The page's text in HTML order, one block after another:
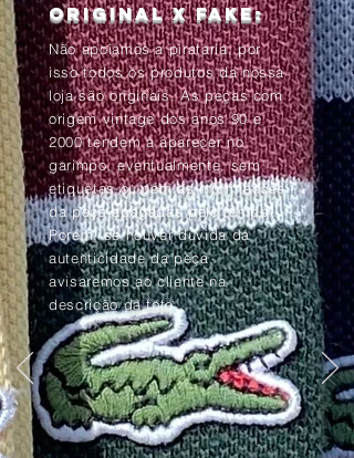
Original x Fake:
Não apoiamos a pirataria, por
isso todos os produtos da nossa
loja são originais. As peças com
origem vintage dos anos 90 e
2000 tendem à aparecer no
garimpo, eventualmente, sem
etiquetas ou com as informações
da peça apagadas pelo tempo.
Porém, se houver dúvida da
autenticidade da peça,
avisaremos ao cliente na
descrição da foto.